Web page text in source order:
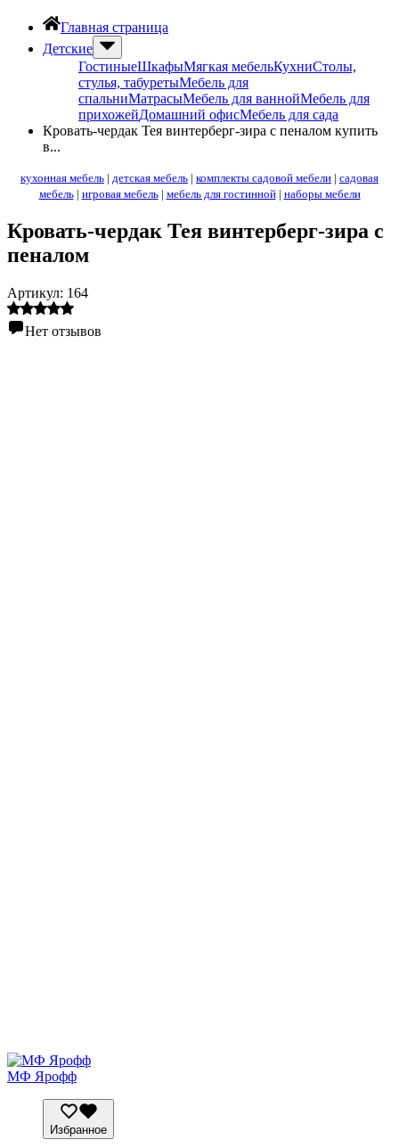
Главная страница
Детские
ГостиныеШкафыМягкая мебельКухниСтолы,
стулья, табуретыМебель для
спальниМатрасыМебель для ваннойМебель для
прихожейДомашний офисМебель для сада
Кровать-чердак Тея винтерберг-зира с пеналом купить
в...
кухонная мебель | детская мебель | комплекты садовой мебели | садовая
мебель| игровая мебель| мебель для гостинной| наборы мебели
Кровать-чердак Тея винтерберг-зира с
пеналом
Артикул: 164
Нет отзывов
МФ Ярофф
Избранное